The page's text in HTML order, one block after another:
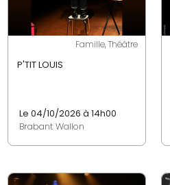
Famille, Théâtre
P'TIT LOUIS
Le 04/10/2026 à 14h00
Brabant Wallon